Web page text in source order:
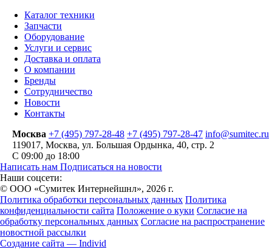
Каталог техники
Запчасти
Оборудование
Услуги и сервис
Доставка и оплата
О компании
Бренды
Сотрудничество
Новости
Контакты
Москва +7 (495) 797-28-48 +7 (495) 797-28-47 info@sumitec.ru
119017, Москва, ул. Большая Ордынка, 40, стр. 2
С 09:00 до 18:00
Написать нам Подписаться на новости
Наши соцсети:
© ООО «Сумитек Интернейшнл», 2026 г.
Политика обработки персональных данных Политика
конфиденциальности сайта Положение о куки Согласие на
обработку персональных данных Согласие на распространение
новостной рассылки
Создание сайта — Individ